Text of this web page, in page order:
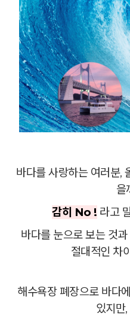
바다를 사랑하는 여러분,
을
감히 No ! 라고
바다를 눈으로 보는 것
절대적인 차
해수욕장 폐장으로 바다
있지만